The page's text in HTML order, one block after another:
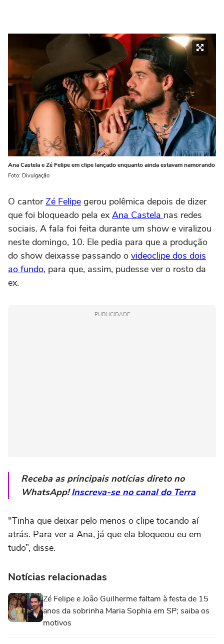
Ana Castela e Zé Felipe em clipe lançado enquanto ainda estavam namorando
Foto: Divulgação
O cantorZé Felipe gerou polêmica depois de dizer
que foi bloqueado pela ex Ana Castela nas redes
sociais. A fala foi feita durante um show e viralizou
neste domingo, 10. Ele pedia para que a produção
do show deixasse passando o videoclipe dos dois
ao fundo, para que, assim, pudesse ver o rosto da
ex.
PUBLICIDADE
Receba as principais notícias direto no
WhatsApp!Inscreva-se no canal do Terra
"Tinha que deixar pelo menos o clipe tocando aí
atrás. Para ver a Ana, já que ela bloqueou eu em
tudo”, disse.
Notícias relacionadas
Zé Felipe e João Guilherme faltam à festa de 15
anos da sobrinha Maria Sophia em SP; saiba os
motivos